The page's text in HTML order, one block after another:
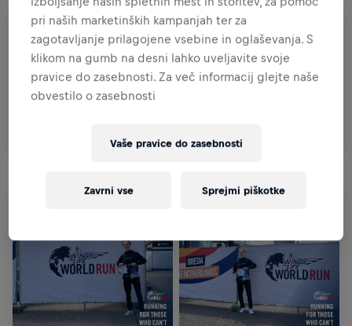
pri naših marketinških kampanjah ter za
zagotavljanje prilagojene vsebine in oglaševanja. S
klikom na gumb na desni lahko uveljavite svoje
pravice do zasebnosti. Za več informacij glejte naše
obvestilo o zasebnosti
Vaše pravice do zasebnosti
Zavrni vse Sprejmi piškotke